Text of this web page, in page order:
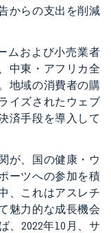
からの支出を削減
ムおよび小売業者
中東・アフリカ全
地域の消費者の購
イズされたウェブ
済手段を導入して
が、国の健康・ウ
ーツへの参加を積
、これはアスレチ
魅力的な成長機会
、2022年10月、サ